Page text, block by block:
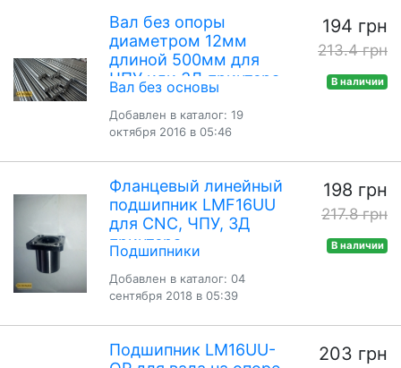
Вал без опоры
диаметром 12мм
длиной 500мм для
ЧПУ или 3Д принтера
Вал без основы
Добавлен в каталог: 19
октября 2016 в 05:46
194 грн
213.4 грн
В наличии
Фланцевый линейный
подшипник LMF16UU
для CNC, ЧПУ, 3Д
принтера
Подшипники
Добавлен в каталог: 04
сентября 2018 в 05:39
198 грн
217.8 грн
В наличии
Подшипник LM16UU-
203 грн